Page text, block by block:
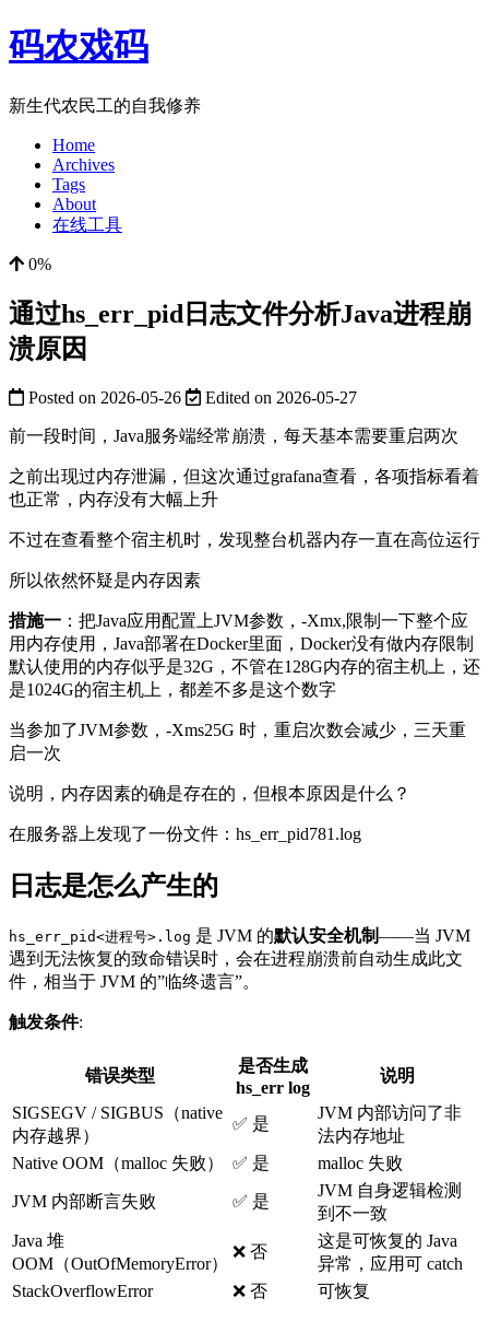
码农戏码
新生代农民工的自我修养
Home
Archives
Tags
About
在线工具
0%
通过hs_err_pid日志文件分析Java进程崩
溃原因
Posted on 2026-05-26 Edited on 2026-05-27
前一段时间，Java服务端经常崩溃，每天基本需要重启两次
之前出现过内存泄漏，但这次通过grafana查看，各项指标看着
也正常，内存没有大幅上升
不过在查看整个宿主机时，发现整台机器内存一直在高位运行
所以依然怀疑是内存因素
措施一 ：把Java应用配置上JVM参数，-Xmx,限制一下整个应
用内存使用，Java部署在Docker里面，Docker没有做内存限制
默认使用的内存似乎是32G，不管在128G内存的宿主机上，还
是1024G的宿主机上，都差不多是这个数字
当参加了JVM参数，-Xms25G 时，重启次数会减少，三天重
启一次
说明，内存因素的确是存在的，但根本原因是什么？
在服务器上发现了一份文件：hs_err_pid781.log
日志是怎么产生的
hs_err_pid<进程号>.log 是 JVM 的默认安全机制——当 JVM
遇到无法恢复的致命错误时，会在进程崩溃前自动生成此文
件，相当于 JVM 的”临终遗言”。
触发条件:
错误类型
是否生成
hs_err log
说明
SIGSEGV / SIGBUS（native
内存越界）
✅ 是
JVM 内部访问了非
法内存地址
Native OOM（malloc 失败）
✅ 是 malloc 失败
JVM 内部断言失败 ✅ 是
JVM 自身逻辑检测
到不一致
Java 堆
OOM（OutOfMemoryError）
❌ 否
这是可恢复的 Java
异常，应用可 catch
StackOverflowError
❌ 否 可恢复